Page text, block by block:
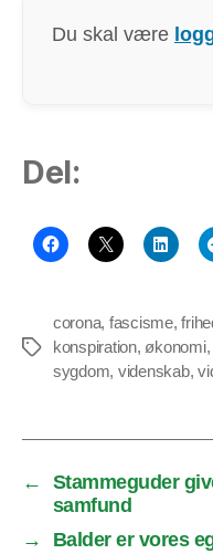
Du skal være
Del:
Tags
corona, fascisme,
konspiration, økonomi,
sygdom, videnskab,
←
Stammeguder
samfund
→
Balder er vores